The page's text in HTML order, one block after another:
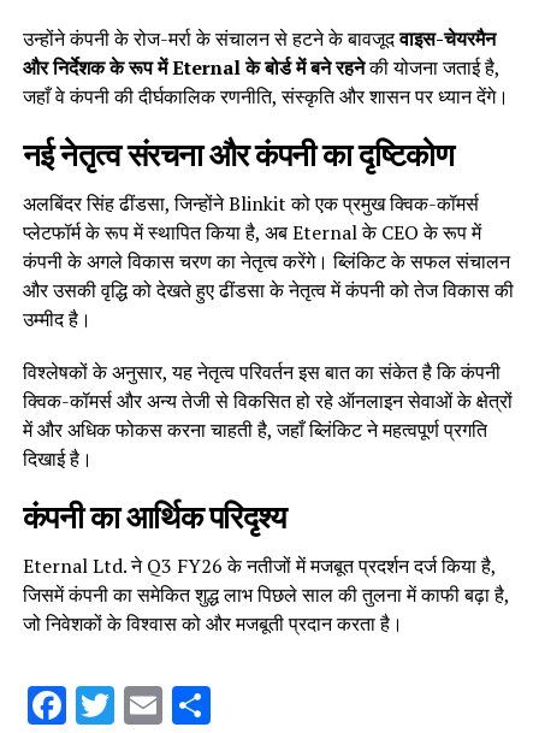
उन्होंने कंपनी के रोज-मर्रा के संचालन से हटने के बावजूदवाइस-चेयरमैन
और निर्देशक के रूप में Eternal के बोर्ड में बने रहनेकी योजना जताई है,
जहाँ वे कंपनी की दीर्घकालिक रणनीति, संस्कृति और शासन पर ध्यान देंगे।
नई नेतृत्व संरचना और कंपनी का दृष्टिकोण
अलबिंदर सिंह ढींडसा, जिन्होंने Blinkit को एक प्रमुख क्विक-कॉमर्स
प्लेटफॉर्म के रूप में स्थापित किया है, अब Eternal के CEO के रूप में
कंपनी के अगले विकास चरण का नेतृत्व करेंगे। ब्लिंकिट के सफल संचालन
और उसकी वृद्धि को देखते हुए ढींडसा के नेतृत्व में कंपनी को तेज विकास की
उम्मीद है।
विश्लेषकों के अनुसार, यह नेतृत्व परिवर्तन इस बात का संकेत है कि कंपनी
क्विक-कॉमर्स और अन्य तेजी से विकसित हो रहे ऑनलाइन सेवाओं के क्षेत्रों
में और अधिक फोकस करना चाहती है, जहाँ ब्लिंकिट ने महत्वपूर्ण प्रगति
दिखाई है।
कंपनी का आर्थिक परिदृश्य
Eternal Ltd. ने Q3 FY26 के नतीजों में मजबूत प्रदर्शन दर्ज किया है,
जिसमें कंपनी का समेकित शुद्ध लाभ पिछले साल की तुलना में काफी बढ़ा है,
जो निवेशकों के विश्वास को और मजबूती प्रदान करता है।
Facebook
Twitter
EmailShare